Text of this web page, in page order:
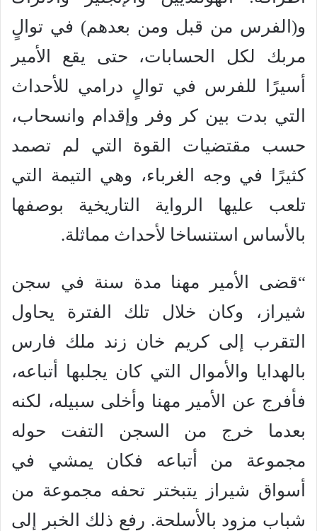
و(الفرس من قبل ومن بعدهم) في توالٍ
مربك لكل الحسابات، حتى يقع الأمير
أسيرًا للفرس في توالٍ درامي للأحداث
التي بدت بين كر وفر وإقدام وانسحاب،
حسب مقتضيات القوة التي لم تصمد
كثيرًا في وجه الغرباء، وهي التيمة التي
تلعب عليها الرواية التاريخية بوصفها
بالأساس استنساخا لأحداث مماثلة.
“قضى الأمير مهنا مدة سنة في سجن
شيراز، وكان خلال تلك الفترة يحاول
التقرب إلى كريم خان زند ملك فارس
بالهدايا والأموال التي كان يجلبها أتباعه،
فأفرج عن الأمير مهنا وأخلى سبيله، لكنه
بعدما خرج من السجن التفت حوله
مجموعة من أتباعه فكان يمشي في
أسواق شيراز يتبختر تحفه مجموعة من
شباب مزود بالأسلحة. رفع ذلك الخبر إلى